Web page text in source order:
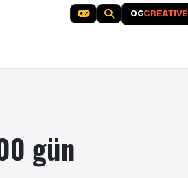
OGCREATIVE
gün